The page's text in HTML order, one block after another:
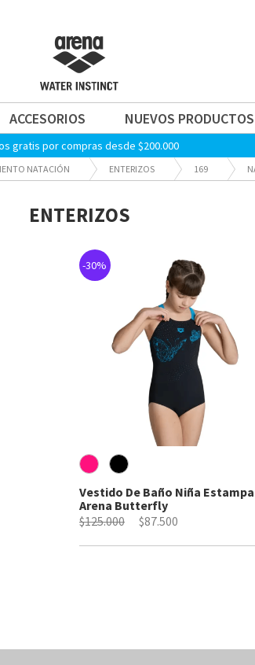
ACCESORIOS NUEVOS PRODUCTOS
gratis por compras desde $200.000
NATACIÓN ENTERIZOS 169
ENTERIZOS
-30%
Vestido De Baño Niña
Arena Butterfly
$125.000
$87.500